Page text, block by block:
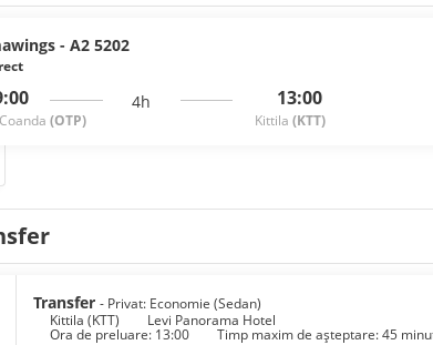
- A2 5202
(OTP)
4h 13:00
Kittila (KTT)
Transfer - Privat: Economie (Sedan)
Kittila (KTT)
Levi Panorama Hotel
Ora de preluare: 13:00 Timp maxim de așteptare: 45